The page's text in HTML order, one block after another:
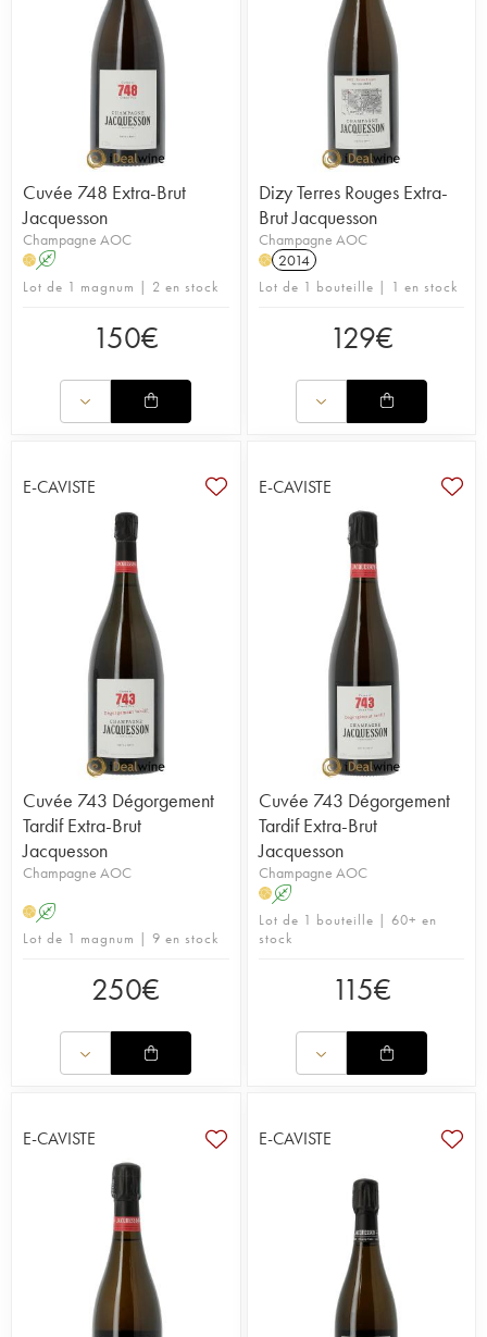
Cuvée 748 Extra-Brut
Jacquesson
Champagne AOC
H A
Lot de 1 magnum | 2 en stock
150€
Dizy Terres Rouges Extra-
Brut Jacquesson
Champagne AOC
H 2014
Lot de 1 bouteille | 1 en stock
129€
E-CAVISTE
Cuvée 743 Dégorgement
Tardif Extra-Brut
Jacquesson
Champagne AOC
H A
Lot de 1 magnum | 9 en stock
250€
E-CAVISTE
Cuvée 743 Dégorgement
Tardif Extra-Brut
Jacquesson
Champagne AOC
HA
Lot de 1 bouteille | 60+ en
stock
115€
E-CAVISTE E-CAVISTE